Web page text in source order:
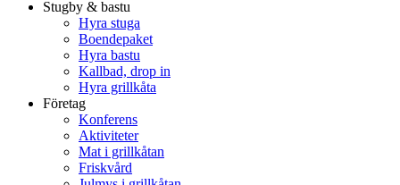
Stugby & bastu
Hyra stuga
Boendepaket
Hyra bastu
Kallbad, drop in
Hyra grillkåta
Företag
Konferens
Aktiviteter
Mat i grillkåtan
Friskvård